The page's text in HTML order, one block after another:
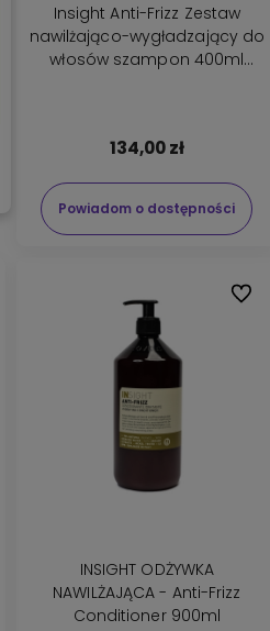
Insight Anti-Frizz Zestaw
nawilżająco-wygładzający do
włosów szampon 400ml
134,00 zł
Powiadom o dostępności
INSIGHT ODŻYWKA
NAWILŻAJĄCA - Anti-Frizz
Conditioner 900ml
Do